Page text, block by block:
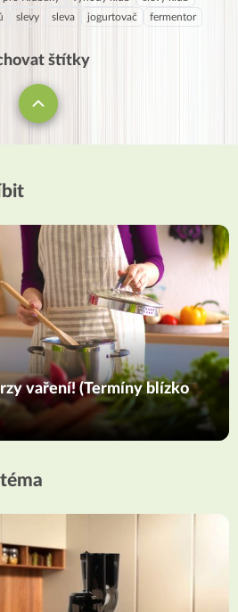
slevy sleva jogurtovač fermentor
štítky
vaření! (Termíny blízko